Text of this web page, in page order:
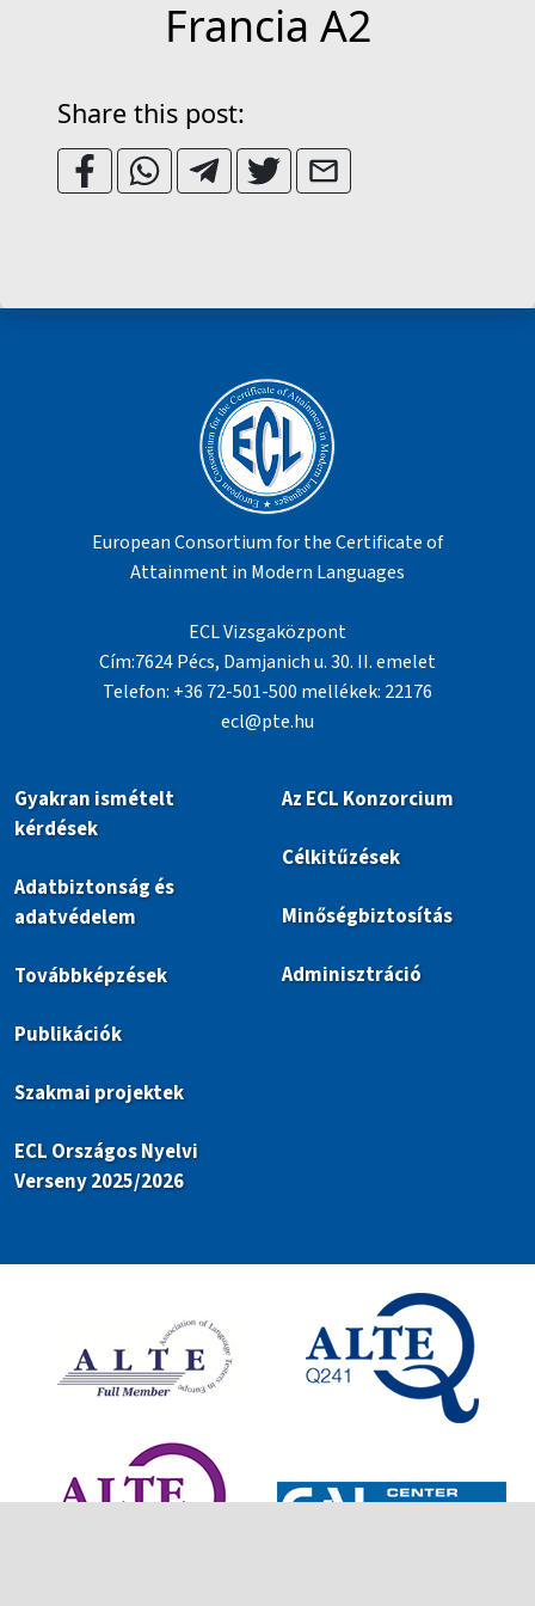
Francia A2
Share this post:
European Consortium for the Certificate of
Attainment in Modern Languages
ECL Vizsgaközpont
Cím:7624 Pécs, Damjanich u. 30. II. emelet
Telefon: +36 72-501-500 mellékek: 22176
ecl@pte.hu
Gyakran ismételt
kérdések
Adatbiztonság és
adatvédelem
Továbbképzések
Publikációk
Szakmai projektek
ECL Országos Nyelvi
Verseny 2025/2026
Az ECL Konzorcium
Célkitűzések
Minőségbiztosítás
Adminisztráció